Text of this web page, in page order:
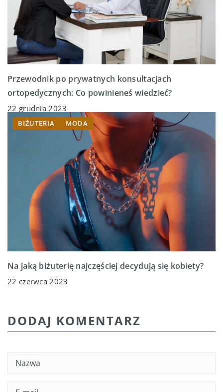
Przewodnik po prywatnych konsultacjach
ortopedycznych: Co powinieneś wiedzieć?
22 grudnia 2023
BIŻUTERIA MODA
Na jaką biżuterię najczęściej decydują się kobiety?
22 czerwca 2023
DODAJ KOMENTARZ